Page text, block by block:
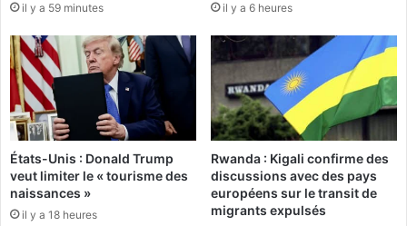
s
o
n
e
m
e
n
:
L
y
n
il y a 59 minutes il y a 6 heures
États-Unis : Donald Trump
veut limiter le « tourisme des
naissances »
il y a 18 heures
Rwanda : Kigali confirme des
discussions avec des pays
européens sur le transit de
migrants expulsés